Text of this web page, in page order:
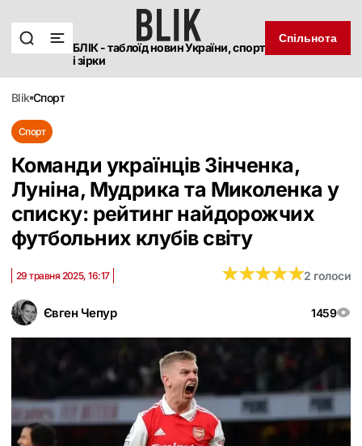
БЛІК - таблоїд новин України, спорт
і зірки
Спільнота
blik спорт
Спорт
Команди українців Зінченка,
Луніна, Мудрика та Миколенка у
списку: рейтинг найдорожчих
футбольних клубів світу
Євген Чепур 1459
29 травня 2025, 16:17 ★★★★★
★★★★★2 голоси